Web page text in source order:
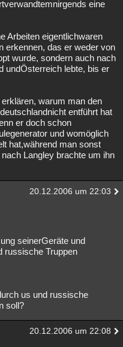
eine
Arbeiten eigentlichwaren
erkennen, das er weder von
wurde, sondern auch nach
undÖsterreich lebte, bis er
warum man den
entführt hat
er doch schon
und womöglich
hat,während man sonst
Langley brachte um ihn
20.12.2006 um 22:03
seinerGeräte und
russische Truppen
us und russische
soll?
20.12.2006 um 22:08